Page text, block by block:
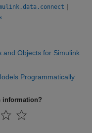
|
and Objects for Simulink
Programmatically
information?